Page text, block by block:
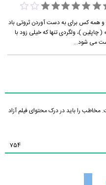
است و همه كس براى به دست آوردن ثروتى باد
چاپلين )، ولگردى تنها كه خيلى زود با
مى ‏شود...
را باید در درک محتوای فیلم آزاد
754